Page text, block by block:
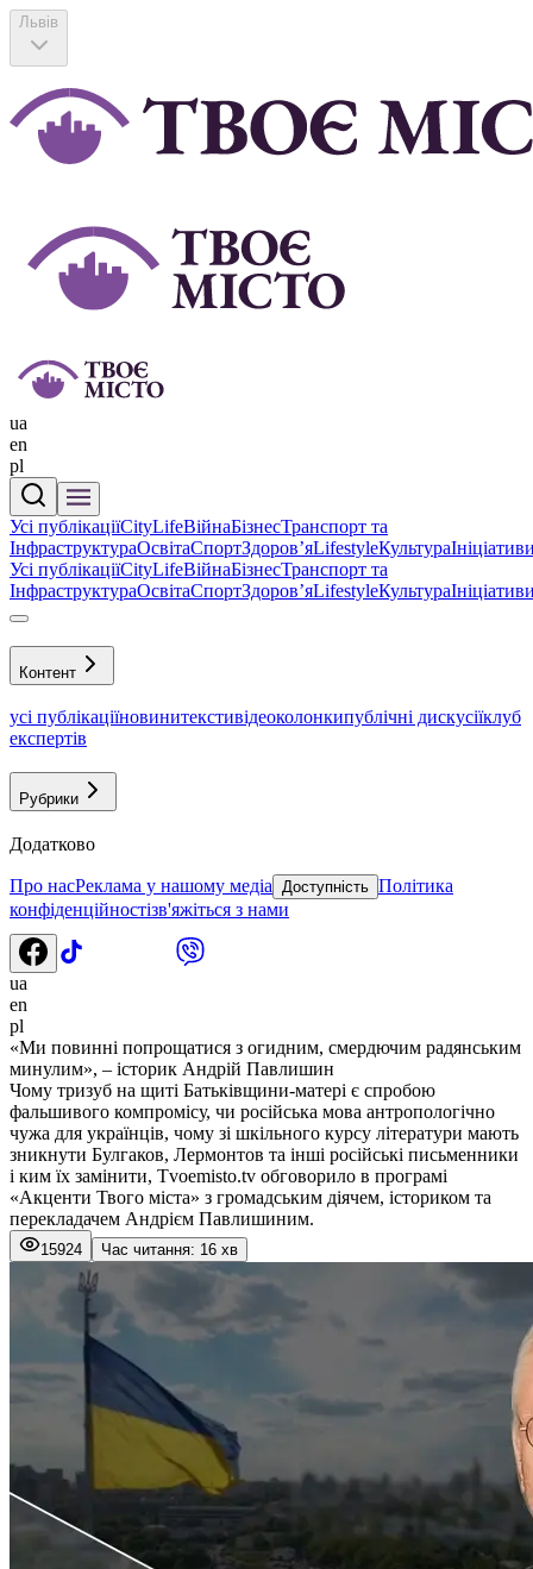
Львів
ua
en
pl
Усі публікаціїCityLifeВійнаБізнесТранспорт та
ІнфраструктураОсвітаСпортЗдоровʼяLifestyleКультура
Усі публікаціїCityLifeВійнаБізнесТранспорт та
ІнфраструктураОсвітаСпортЗдоровʼяLifestyleКультура
Контент
усі публікаціїновинитекстивідеоколонкипублічні дискусіїклуб
експертів
Рубрики
Додатково
Про насРеклама у нашому медіа Доступність Політика
конфіденційностізв'яжіться з нами
ua
en
pl
«Ми повинні попрощатися з огидним, смердючим радянським
минулим», – історик Андрій Павлишин
Чому тризуб на щиті Батьківщини-матері є спробою
фальшивого компромісу, чи російська мова антропологічно
чужа для українців, чому зі шкільного курсу літератури мають
зникнути Булгаков, Лермонтов та інші російські письменники
і ким їх замінити, Тvoemisto.tv обговорило в програмі
«Акценти Твого міста» з громадським діячем, істориком та
перекладачем Андрієм Павлишиним.
15924 Час читання: 16 хв